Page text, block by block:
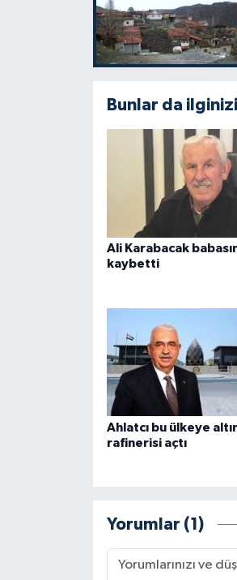
Bunlar da
Ali Karabacak
kaybetti
Ahlatcı bu ülkeye
rafinerisi açtı
Yorumlar (1)